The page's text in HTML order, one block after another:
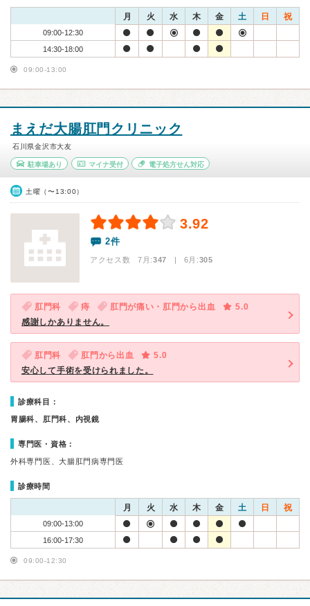
月 火 水 木 金 土 日 祝
09:00-12:30
14:30-18:00
09:00-13:00
まえだ大腸肛門クリニック
石川県金沢市大友
駐車場あり マイナ受付 電子処方せん対応
土曜（〜13:00）
3.92
2件
アクセス数 7月:347 | 6月:305
肛門科 痔 肛門が痛い・肛門から出血
5.0
感謝しかありません。
肛門科 肛門から出血
5.0
安心して手術を受けられました。
診療科目：
胃腸科、肛門科、内視鏡
専門医・資格：
外科専門医、大腸肛門病専門医
診療時間
月 火 水 木 金 土 日 祝
09:00-13:00
16:00-17:30
09:00-12:30